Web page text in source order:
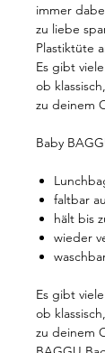
immer
zu liebe
Plastiktüte
Es gibt
ob
zu deinem
Baby
faltbar
hält bis
wieder
Es gibt
ob
zu deinem